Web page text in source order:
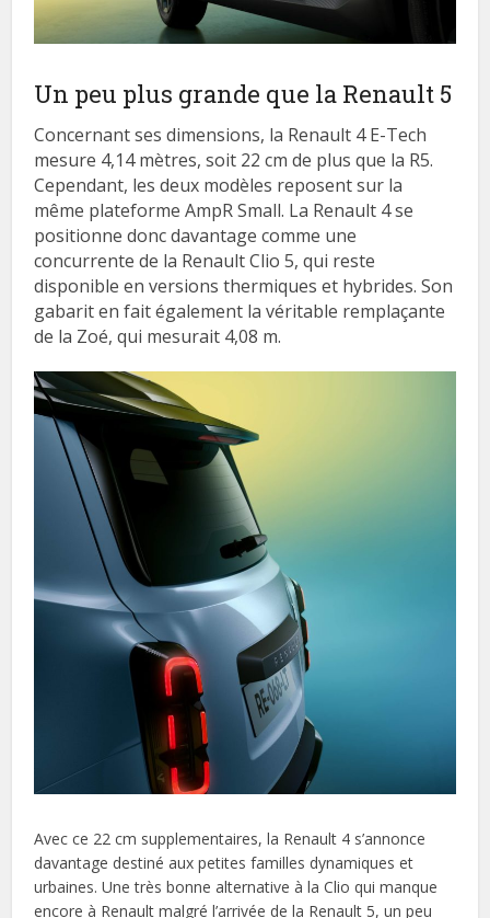
Un peu plus grande que la Renault 5
Concernant ses dimensions, la Renault 4 E-Tech
mesure 4,14 mètres, soit 22 cm de plus que la R5.
Cependant, les deux modèles reposent sur la
même plateforme AmpR Small. La Renault 4 se
positionne donc davantage comme une
concurrente de la Renault Clio 5, qui reste
disponible en versions thermiques et hybrides. Son
gabarit en fait également la véritable remplaçante
de la Zoé, qui mesurait 4,08 m.
Avec ce 22 cm supplementaires, la Renault 4 s’annonce
davantage destiné aux petites familles dynamiques et
urbaines. Une très bonne alternative à la Clio qui manque
encore à Renault malgré l’arrivée de la Renault 5, un peu